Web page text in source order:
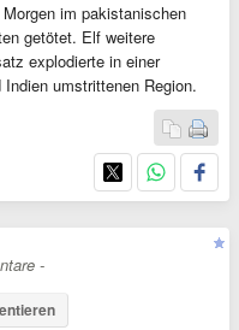
im pakistanischen
getötet. Elf weitere
explodierte in einer
umstrittenen Region.
-